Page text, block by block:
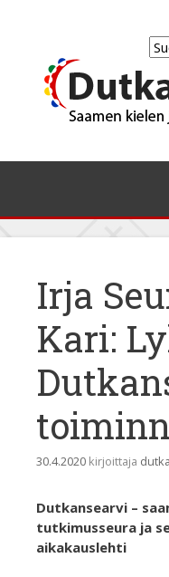
Irja
Kari:
30.4.2020 kirjoittaja
Dutkansearvi –
tutkimusseura ja
aikakauslehti